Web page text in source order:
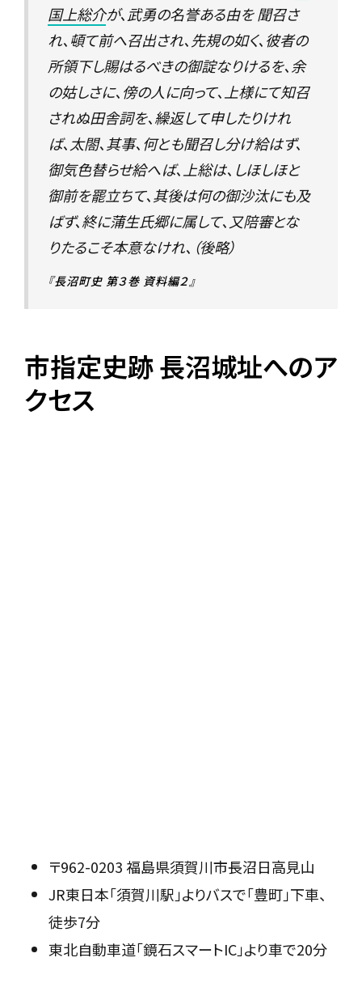
国上総介が、武勇の名誉ある由を 聞召さ
れ、頓て前へ召出され、先規の如く、彼者の
所領下し賜はるべきの御諚なりけるを、余
の姑しさに、傍の人に向って、上様にて知召
されぬ田舎詞を、繰返して申したりけれ
ば、太閤、其事、何とも聞召し分け給はず、
御気色替らせ給へば、上総は、しほしほと
御前を罷立ちて、其後は何の御沙汰にも及
ばず、終に蒲生氏郷に属して、又陪審とな
りたるこそ本意なけれ、（後略）
『長沼町史 第３巻 資料編２』
市指定史跡 長沼城址へのア
クセス
〒962-0203 福島県須賀川市長沼日高見山
JR東日本「須賀川駅」よりバスで「豊町」下車、
徒歩7分
東北自動車道「鏡石スマートIC」より車で20分